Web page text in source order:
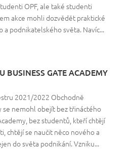
OPF, ale také studenti
akce mohli dozvědět praktické
a podnikatelského světa. Navíc...
BUSINESS GATE ACADEMY
2021/2022 Obchodně
nemohl obejít bez třináctého
bez studentů, kteří chtějí
chtějí se naučit něco nového a
do světa podnikání. Vzniku...